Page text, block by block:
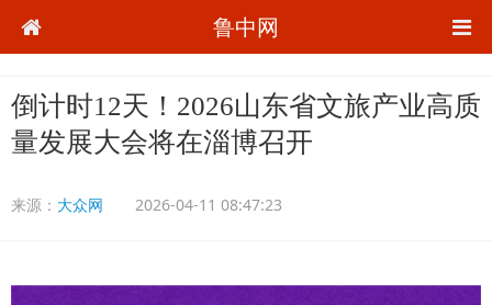
鲁中网
倒计时12天！2026山东省文旅产业高质
量发展大会将在淄博召开
来源： 大众网 2026-04-11 08:47:23